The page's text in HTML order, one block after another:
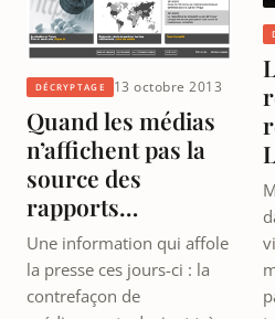
DÉCRYPTAGE 13 octobre 2013
Quand les médias
n’affichent pas la
source des
rapports…
Une information qui affole
la presse ces jours-ci : la
contrefaçon de